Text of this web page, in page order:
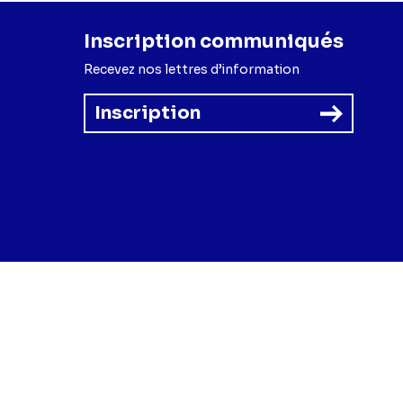
Inscription communiqués
Recevez nos lettres d’information
Inscription